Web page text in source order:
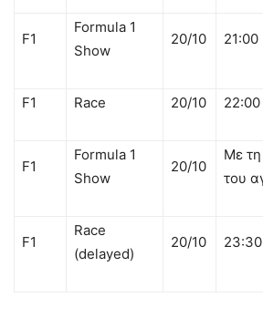
F1
Formula 1
Show
20/10 21:00
F1 Race 20/10 22:00
F1
Formula 1
Show
20/10
Με
του
F1
Race
(delayed)
20/10 23:30